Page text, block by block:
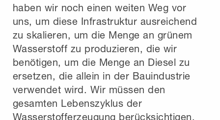
haben wir noch einen weiten Weg vor
uns, um diese Infrastruktur ausreichend
zu skalieren, um die Menge an grünem
Wasserstoff zu produzieren, die wir
benötigen, um die Menge an Diesel zu
ersetzen, die allein in der Bauindustrie
verwendet wird. Wir müssen den
gesamten Lebenszyklus der
Wasserstofferzeugung berücksichtigen,